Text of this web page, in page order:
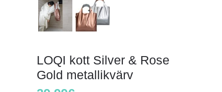
LOQI kott Silver & Rose
Gold metallikvärv